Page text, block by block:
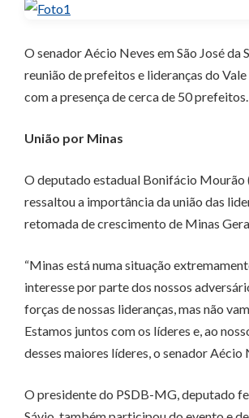
O senador Aécio Neves em São José da
reunião de prefeitos e lideranças do
com a presença de cerca de 50 prefeitos.
União por Minas
O deputado estadual Bonifácio Mourão
ressaltou a importância da união das
retomada de crescimento de Minas
“Minas está numa situação
interesse por parte dos nossos
forças de nossas lideranças, mas não
Estamos juntos com os líderes e, ao
desses maiores líderes, o senador Aécio
O presidente do PSDB-MG, deputado